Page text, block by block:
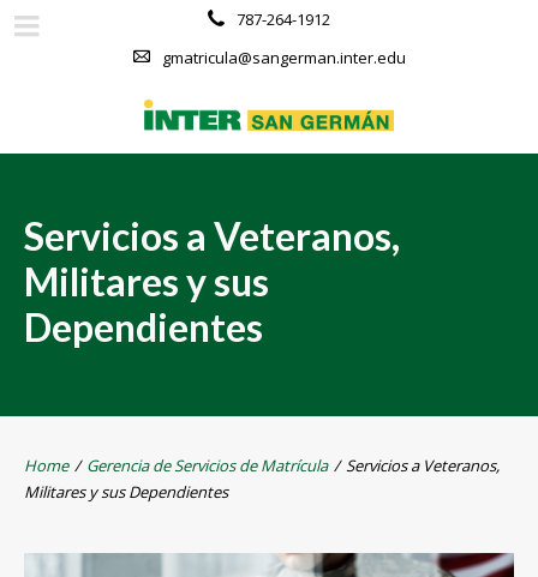
787-264-1912
gmatricula@sangerman.inter.edu
Servicios a Veteranos,
Militares y sus
Dependientes
Home / Gerencia de Servicios de Matrícula /Servicios a Veteranos,
Militares y sus Dependientes